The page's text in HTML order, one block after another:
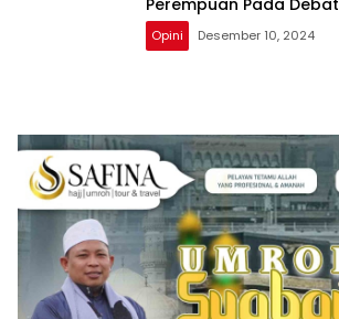
Opini Desember 10, 2024